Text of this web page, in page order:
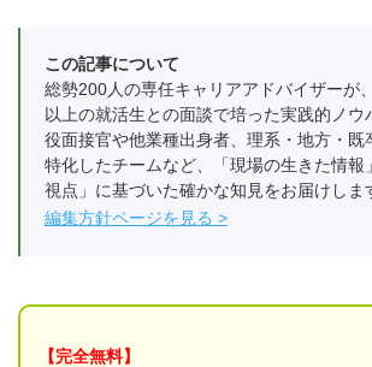
この記事について
総勢200人の専任キャリアアドバイザーが
以上の就活生との面談で培った実践的ノウ
役面接官や他業種出身者、理系・地方・既
特化したチームなど、「現場の生きた情報
視点」に基づいた確かな知見をお届けしま
編集方針ページを見る
【完全無料】